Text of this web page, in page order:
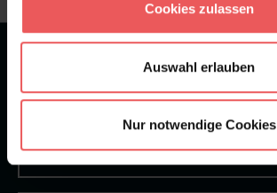
Cookies zulassen
Auswahl erlauben
Nur notwendige Cookies
Bei 1245 Bewertungen